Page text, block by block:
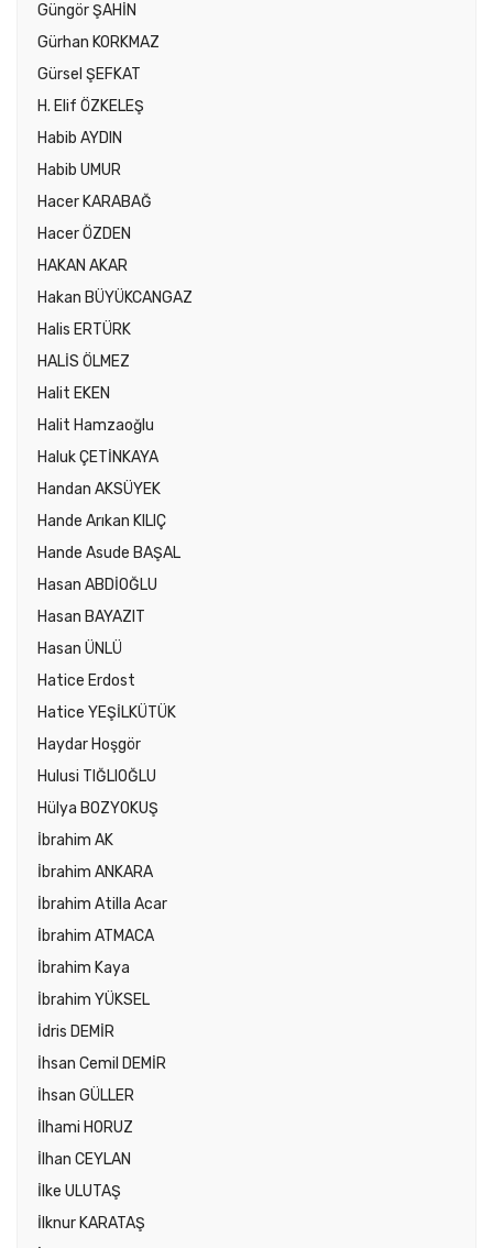
Güngör ŞAHİN
Gürhan KORKMAZ
Gürsel ŞEFKAT
H. Elif ÖZKELEŞ
Habib AYDIN
Habib UMUR
Hacer KARABAĞ
Hacer ÖZDEN
HAKAN AKAR
Hakan BÜYÜKCANGAZ
Halis ERTÜRK
HALİS ÖLMEZ
Halit EKEN
Halit Hamzaoğlu
Haluk ÇETİNKAYA
Handan AKSÜYEK
Hande Arıkan KILIÇ
Hande Asude BAŞAL
Hasan ABDİOĞLU
Hasan BAYAZIT
Hasan ÜNLÜ
Hatice Erdost
Hatice YEŞİLKÜTÜK
Haydar Hoşgör
Hulusi TIĞLIOĞLU
Hülya BOZYOKUŞ
İbrahim AK
İbrahim ANKARA
İbrahim Atilla Acar
İbrahim ATMACA
İbrahim Kaya
İbrahim YÜKSEL
İdris DEMİR
İhsan Cemil DEMİR
İhsan GÜLLER
İlhami HORUZ
İlhan CEYLAN
İlke ULUTAŞ
İlknur KARATAŞ